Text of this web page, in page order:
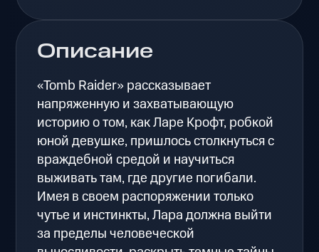
Описание
«Tomb Raider» рассказывает
напряженную и захватывающую
историю о том, как Ларе Крофт, робкой
юной девушке, пришлось столкнуться с
враждебной средой и научиться
выживать там, где другие погибали.
Имея в своем распоряжении только
чутье и инстинкты, Лара должна выйти
за пределы человеческой